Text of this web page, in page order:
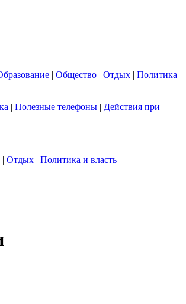
| Общество | Отдых | Политика
| Полезные телефоны | Действия при
| Отдых | Политика и власть |